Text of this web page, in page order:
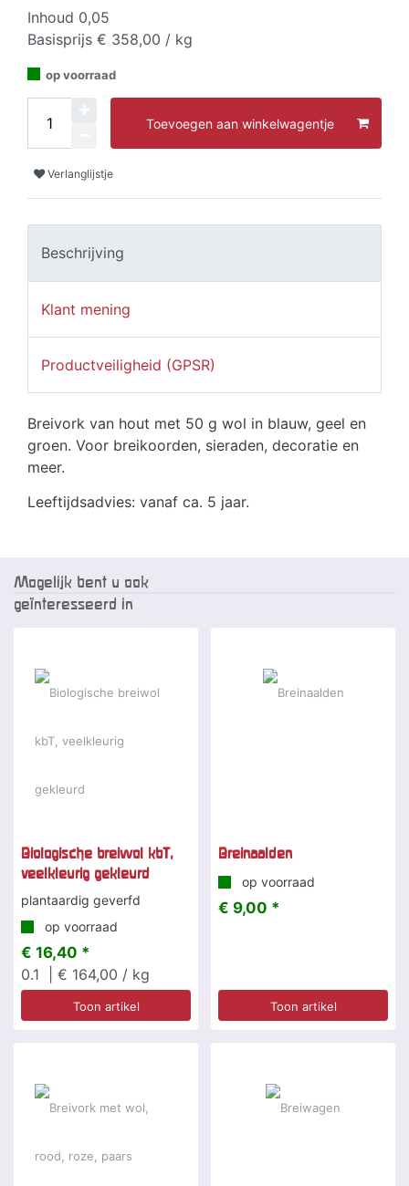
Inhoud 0,05
Basisprijs € 358,00 / kg
op voorraad
Toevoegen aan winkelwagentje
Verlanglijstje
Beschrijving
Klant mening
Productveiligheid (GPSR)
Breivork van hout met 50 g wol in blauw, geel en
groen. Voor breikoorden, sieraden, decoratie en
meer.
Leeftijdsadvies: vanaf ca. 5 jaar.
Mogelijk bent u ook
geïnteresseerd in
Biologische breiwol kbT,
veelkleurig gekleurd
plantaardig geverfd
op voorraad
€ 16,40 *
0.1
| € 164,00 / kg
Toon artikel
Breinaalden
op voorraad
€ 9,00 *
Toon artikel